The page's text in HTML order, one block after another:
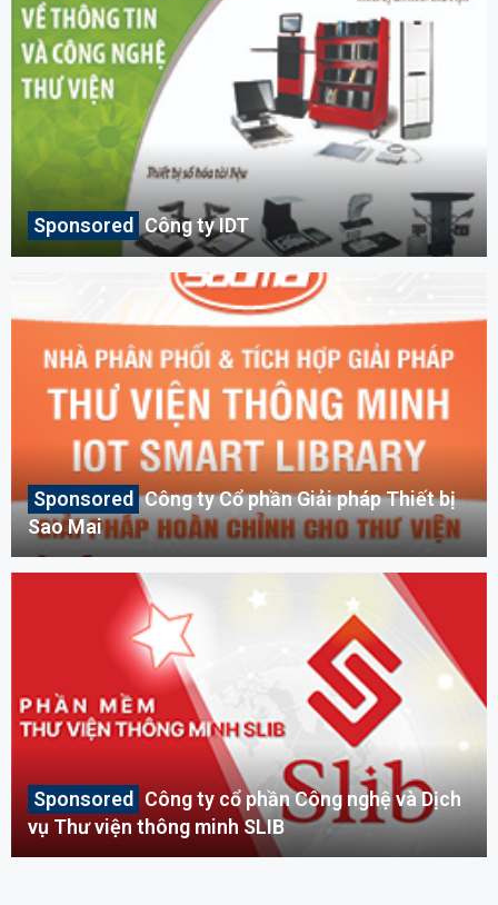
Công ty IDT
Công ty Cổ phần Giải pháp Thiết bị
Sao Mai
Công ty cổ phần Công nghệ và Dịch
vụ Thư viện thông minh SLIB